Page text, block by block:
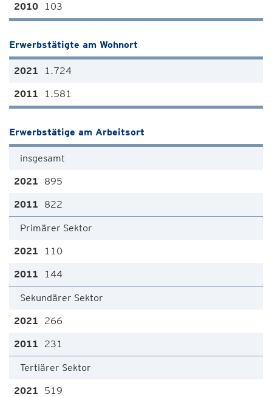
103
Erwerbstätigte am Wohnort
1.724
1.581
Erwerbstätige am Arbeitsort
insgesamt
895
822
Primärer Sektor
110
144
Sekundärer Sektor
266
231
Tertiärer Sektor
519